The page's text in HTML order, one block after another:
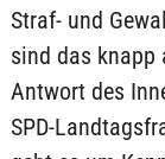
Straf- und
sind das knapp
Antwort des
SPD-